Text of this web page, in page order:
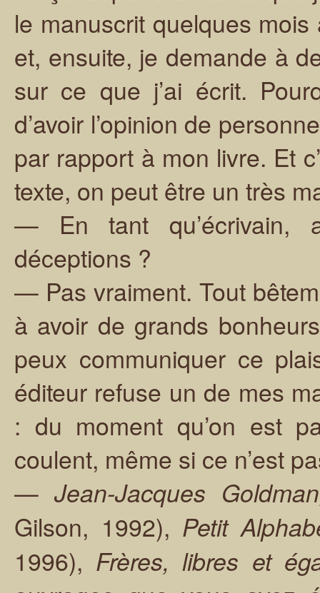
le manuscrit quelques
et, ensuite, je demande à
sur ce que j’ai écrit.
d’avoir l’opinion de
par rapport à mon livre. Et
texte, on peut être un très
— En tant qu’écrivain,
déceptions ?
— Pas vraiment. Tout
à avoir de grands
peux communiquer ce
éditeur refuse un de mes
: du moment qu’on est
coulent, même si ce n’est
— Jean-Jacques
Gilson, 1992), Petit
1996), Frères, libres et